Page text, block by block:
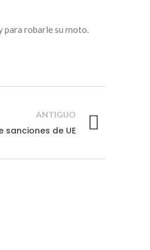
para robarle su moto.
ANTIGUO
de UE